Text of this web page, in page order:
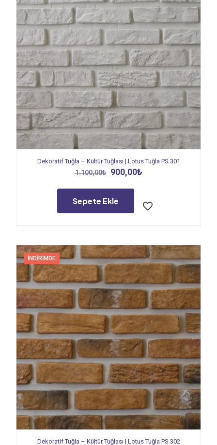
Dekoratif Tuğla – Kültür Tuğlası | Lotus Tuğla PS 301
1.100,00₺
Orijinal
1.100,00₺.
900,00₺Şu
Sepete Ekle
İNDIRIMDE
Dekoratif Tuğla – Kültür Tuğlası | Lotus Tuğla PS 302